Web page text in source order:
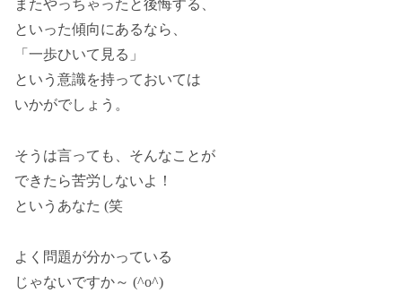
またやっちゃったと後悔する、
といった傾向にあるなら、
「一歩ひいて見る」
という意識を持っておいては
いかがでしょう。
そうは言っても、そんなことが
できたら苦労しないよ！
というあなた (笑
よく問題が分かっている
じゃないですか～ (^o^)